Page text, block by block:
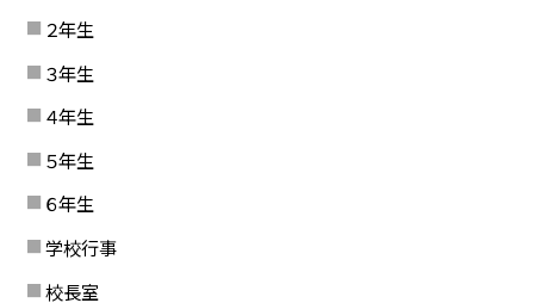
２年生
３年生
４年生
５年生
６年生
学校行事
校長室